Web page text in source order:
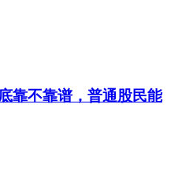
靠不靠谱，普通股民能